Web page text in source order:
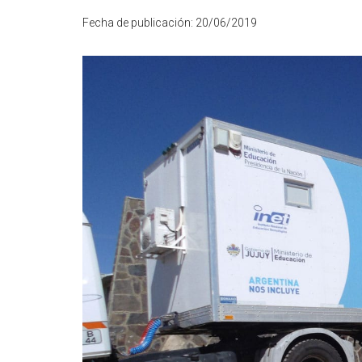
Fecha de publicación: 20/06/2019